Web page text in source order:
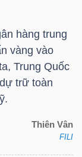
hàng trung
vàng vào
Trung Quốc
trữ toàn
Thiên Vân
FILI